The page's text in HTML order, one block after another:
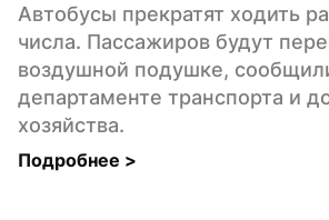
Автобусы прекратят ходить
числа. Пассажиров будут
воздушной подушке,
департаменте транспорта и
хозяйства.
Подробнее >